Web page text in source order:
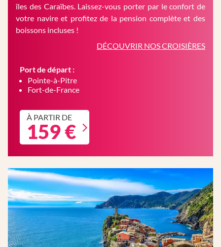
îles des Caraïbes. Laissez-vous porter par le confort de
votre navire et profitez de la pension complète et des
boissons incluses !
DÉCOUVRIR NOS CROISIÈRES
Port de départ :
Pointe-à-Pitre
Fort-de-France
À PARTIR DE
159 €